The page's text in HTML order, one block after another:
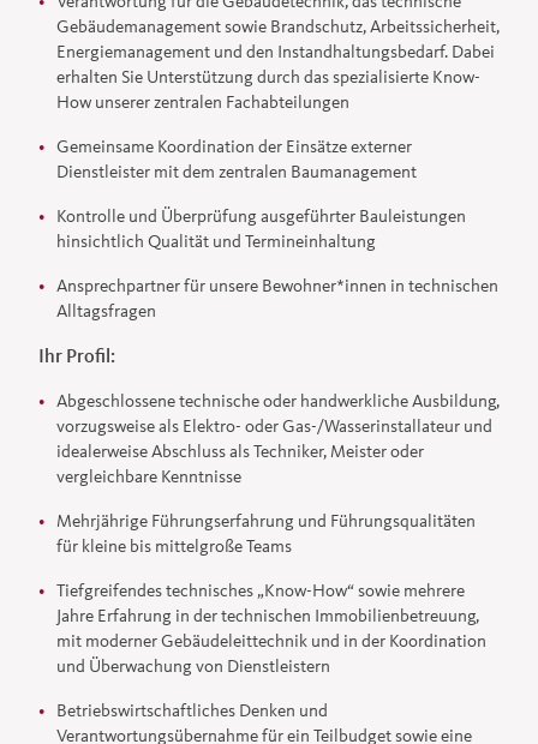
Gebäudemanagement sowie Brandschutz, Arbeitssicherheit,
Energiemanagement und den Instandhaltungsbedarf. Dabei
erhalten Sie Unterstützung durch das spezialisierte Know-
How unserer zentralen Fachabteilungen
Gemeinsame Koordination der Einsätze externer
Dienstleister mit dem zentralen Baumanagement
Kontrolle und Überprüfung ausgeführter Bauleistungen
hinsichtlich Qualität und Termineinhaltung
Ansprechpartner für unsere Bewohner*innen in technischen
Alltagsfragen
Ihr Profil:
Abgeschlossene technische oder handwerkliche Ausbildung,
vorzugsweise als Elektro- oder Gas-/Wasserinstallateur und
idealerweise Abschluss als Techniker, Meister oder
vergleichbare Kenntnisse
Mehrjährige Führungserfahrung und Führungsqualitäten
für kleine bis mittelgroße Teams
Tiefgreifendes technisches „Know-How“ sowie mehrere
Jahre Erfahrung in der technischen Immobilienbetreuung,
mit moderner Gebäudeleittechnik und in der Koordination
und Überwachung von Dienstleistern
Betriebswirtschaftliches Denken und
Verantwortungsübernahme für ein Teilbudget sowie eine